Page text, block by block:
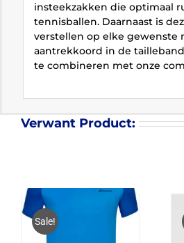
insteekzakken die optimaal
tennisballen. Daarnaast is
verstellen op elke gewenste
aantrekkoord in de
te combineren met onze
Verwant Product:
Sale!